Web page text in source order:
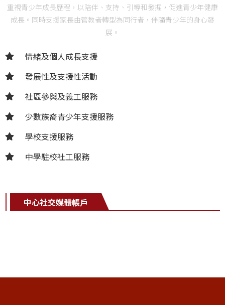
重視青少年成長歷程，以陪伴、支持、引導和發掘，促進青少年健康
成長。同時支援家長由管教者轉型為同行者，伴隨青少年的身心發
展。
情緒及個人成長支援
發展性及支援性活動
社區參與及義工服務
少數族裔青少年支援服務
學校支援服務
中學駐校社工服務
中心社交媒體帳戶